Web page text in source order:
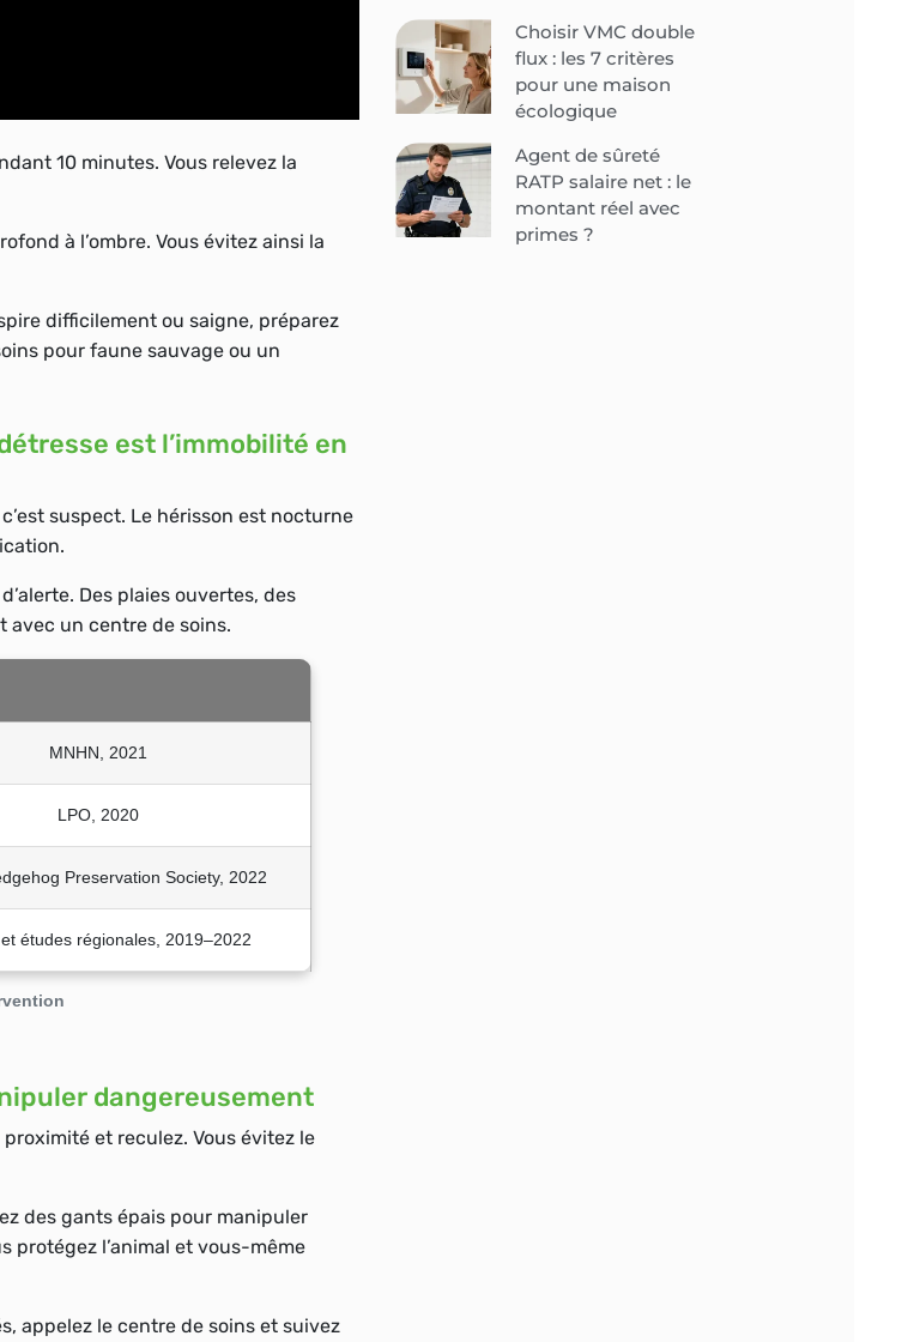
10 minutes. Vous relevez la
à l’ombre. Vous évitez ainsi la
difficilement ou saigne, préparez
pour faune sauvage ou un
est l’immobilité en
suspect. Le hérisson est nocturne
Des plaies ouvertes, des
un centre de soins.
MNHN, 2021
LPO, 2020
Preservation Society, 2022
études régionales, 2019–2022
dangereusement
et reculez. Vous évitez le
des gants épais pour manipuler
protégez l’animal et vous-même
appelez le centre de soins et suivez
Choisir VMC double
flux : les 7 critères
pour une maison
écologique
Agent de sûreté
RATP salaire net : le
montant réel avec
primes ?